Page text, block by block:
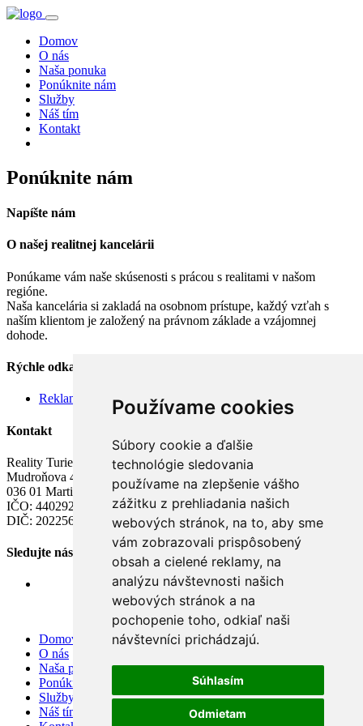
Používame cookies
Súbory cookie a ďalšie
technológie sledovania
používame na zlepšenie vášho
zážitku z prehliadania našich
webových stránok, na to, aby sme
vám zobrazovali prispôsobený
obsah a cielené reklamy, na
analýzu návštevnosti našich
webových stránok a na
pochopenie toho, odkiaľ naši
návštevníci prichádzajú.
Súhlasím
Odmietam
Domov
O nás
Naša ponuka
Ponúknite nám
Služby
Náš tím
Kontakt
Ponúknite nám
Napíšte nám
O našej realitnej kancelárii
Ponúkame vám naše skúsenosti s prácou s realitami v našom
regióne.
Naša kancelária si zakladá na osobnom prístupe, každý vzťah s
naším klientom je založený na právnom základe a vzájomnej
dohode.
Rýchle odkazy
Reklamačný poriadok
Kontakt
Reality Turiec s.r.o.
Mudroňova 43
036 01 Martin
IČO: 44029284
DIČ: 2022565204
Sledujte nás
Domov
O nás
Naša ponuka
Ponúknite nám
Služby
Náš tím